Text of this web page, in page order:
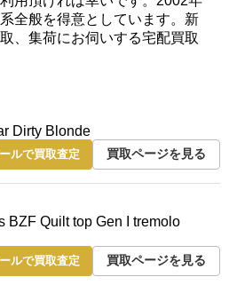
全般を得意としています。新
、集荷にお伺いする宅配買取
Dirty Blonde
ルで買取査定 買取ページを見る
BZF Quilt top Gen I tremolo
ルで買取査定 買取ページを見る